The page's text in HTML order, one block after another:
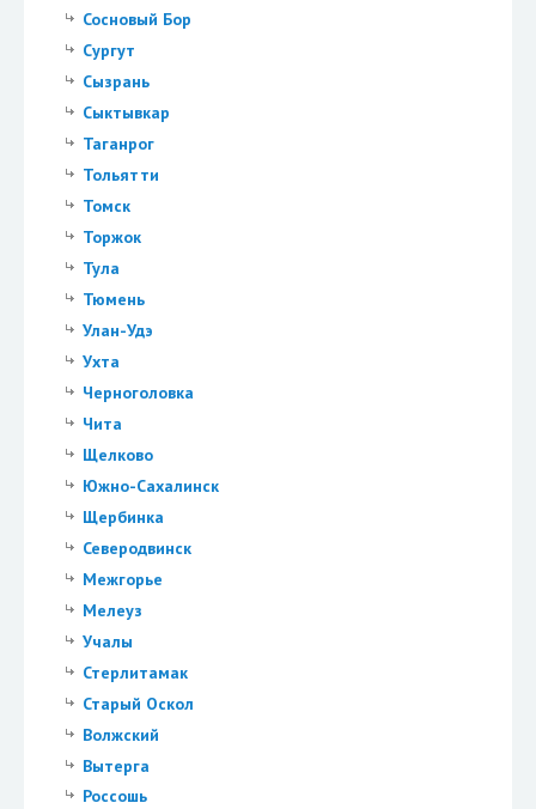
Сосновый Бор
Сургут
Сызрань
Сыктывкар
Таганрог
Тольятти
Томск
Торжок
Тула
Тюмень
Улан-Удэ
Ухта
Черноголовка
Чита
Щелково
Южно-Сахалинск
Щербинка
Северодвинск
Межгорье
Мелеуз
Учалы
Стерлитамак
Старый Оскол
Волжский
Вытерга
Россошь